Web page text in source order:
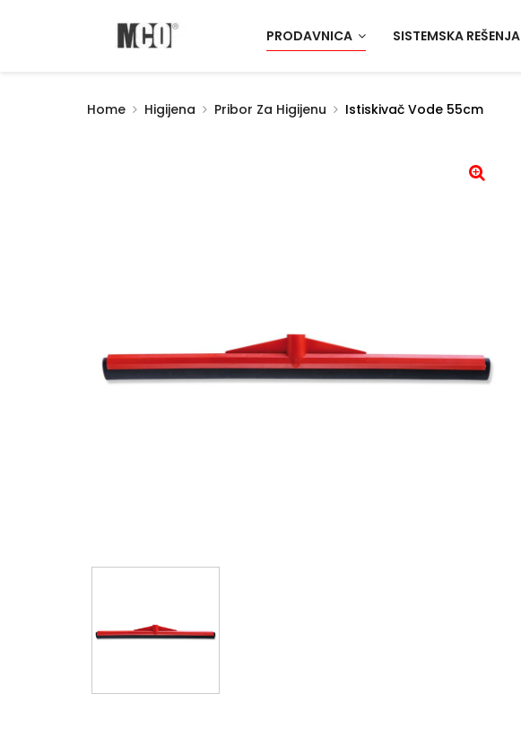
PRODAVNICA SISTEMSKA REŠENJA
Home Higijena Pribor Za Higijenu Istiskivač Vode 55cm